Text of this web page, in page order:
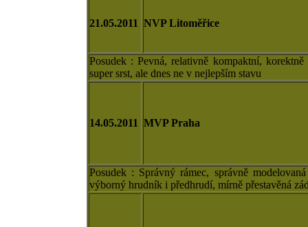
21.05.2011 NVP Litoměřice
Posudek : Pevná, relativně kompaktní,
super srst, ale dnes ne v nejlepším stavu
14.05.2011 MVP Praha
Posudek : Správný rámec, správně
výborný hrudník i předhrudí, mírně přestavěná